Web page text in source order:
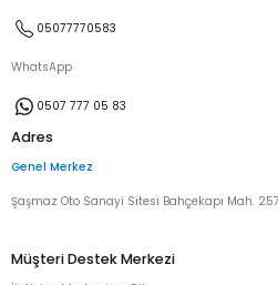
05077770583
WhatsApp
0507 777 05 83
Adres
Genel Merkez
Şaşmaz Oto Sanayi Sitesi Bahçekapı Mah.
Müşteri Destek Merkezi